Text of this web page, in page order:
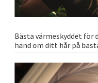
Bästa värmeskyddet för
hand om ditt hår på